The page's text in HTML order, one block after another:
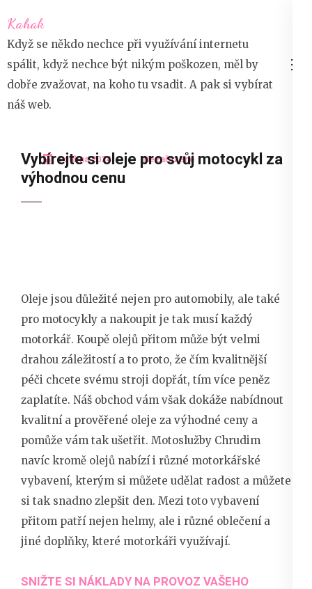
na
obsah
(stiskněte
Enter)
Kahak
Když se někdo nechce při využívání internetu
spálit, když nechce být nikým poškozen, měl by
dobře zvažovat, na koho tu vsadit. A pak si vybírat
náš web.
4 dubna 2024 Nezařazené
Vybírejte si oleje pro svůj motocykl za
výhodnou cenu
Oleje jsou důležité nejen pro automobily, ale také
pro motocykly a nakoupit je tak musí každý
motorkář. Koupě olejů přitom může být velmi
drahou záležitostí a to proto, že čím kvalitnější
péči chcete svému stroji dopřát, tím více peněz
zaplatíte. Náš obchod vám však dokáže nabídnout
kvalitní a prověřené oleje za výhodné ceny a
pomůže vám tak ušetřit. Motoslužby Chrudim
navíc kromě olejů nabízí i různé motorkářské
vybavení, kterým si můžete udělat radost a můžete
si tak snadno zlepšit den. Mezi toto vybavení
přitom patří nejen helmy, ale i různé oblečení a
jiné doplňky, které motorkáři využívají.
SNIŽTE SI NÁKLADY NA PROVOZ VAŠEHO